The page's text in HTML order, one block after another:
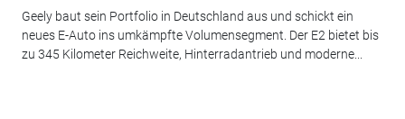
Geely baut sein Portfolio in Deutschland aus und schickt ein
neues E-Auto ins umkämpfte Volumensegment. Der E2 bietet bis
zu 345 Kilometer Reichweite, Hinterradantrieb und moderne...